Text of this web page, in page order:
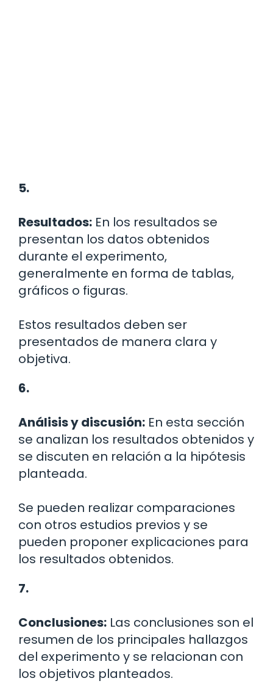
5.
Resultados: En los resultados se
presentan los datos obtenidos
durante el experimento,
generalmente en forma de tablas,
gráficos o figuras.
Estos resultados deben ser
presentados de manera clara y
objetiva.
6.
Análisis y discusión: En esta sección
se analizan los resultados obtenidos y
se discuten en relación a la hipótesis
planteada.
Se pueden realizar comparaciones
con otros estudios previos y se
pueden proponer explicaciones para
los resultados obtenidos.
7.
Conclusiones: Las conclusiones son el
resumen de los principales hallazgos
del experimento y se relacionan con
los objetivos planteados.